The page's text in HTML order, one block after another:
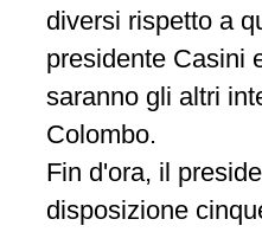
diversi rispetto a
presidente Casini
saranno gli altri
Colombo.
Fin d'ora, il
disposizione